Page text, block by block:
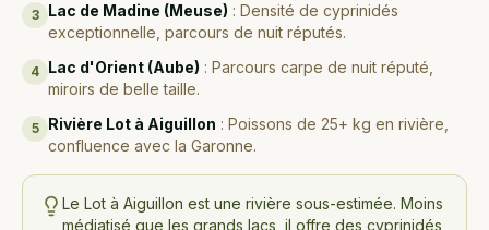
3 Lac de Madine (Meuse) : Densité de cyprinidés
exceptionnelle, parcours de nuit réputés.
4 Lac d'Orient (Aube) : Parcours carpe de nuit réputé,
miroirs de belle taille.
5 Rivière Lot à Aiguillon : Poissons de 25+ kg en rivière,
confluence avec la Garonne.
Le Lot à Aiguillon est une rivière sous-estimée. Moins
médiatisé que les grands lacs, il offre des cyprinidés